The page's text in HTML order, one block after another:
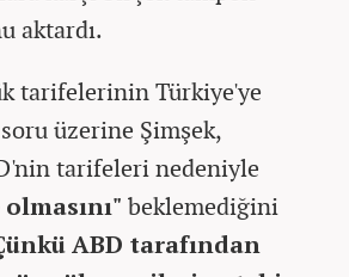
aktardı.
tarifelerinin Türkiye'ye
üzerine Şimşek,
tarifeleri nedeniyle
beklemediğini
ABD tarafından